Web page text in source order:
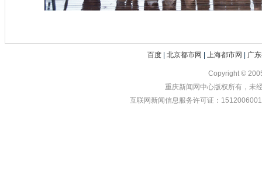
百度| 北京都市网 上海都市网 广
Copyright ©
重庆新闻网中心版权所有，未
互联网新闻信息服务许可证：